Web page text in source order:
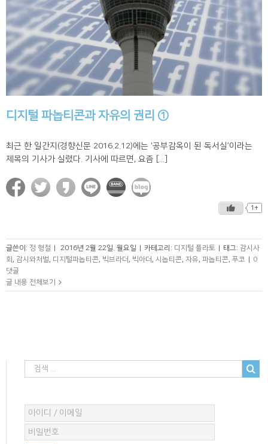
디지털 파놉티콘과 자유의 권리 ①
최근 한 일간지(경향신문 2016.2.12)에는 ‘공부감옥이 된 독서실’이라는
제목의 기사가 실렸다. 기사에 따르면, 요즘 [...]
1+
글쓴이: 정 형철 | 2016년 2월 22일. 월요일 | 카테고리: 디지털 플라토 | 태그: 감시사
회
감시와처벌 디지털파놉티콘 빅브라더 빅아더 시놉티콘 자유 파놉티콘 푸코 | 0
댓글
글 내용 전체보기